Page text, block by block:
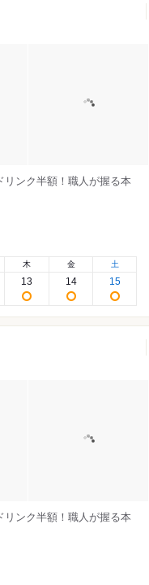
ンク半額！職人が握る本
木
13
金
14
土
15
ンク半額！職人が握る本